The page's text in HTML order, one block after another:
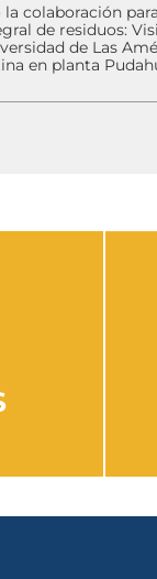
colaboración
de residuos:
de Las
en planta